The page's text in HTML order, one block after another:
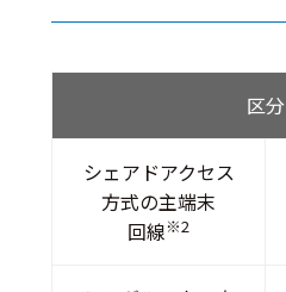
区分
シェアドアクセス
方式の主端末
回線※2